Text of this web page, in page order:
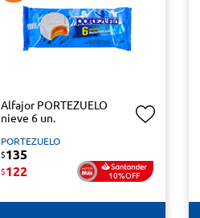
Alfajor PORTEZUELO
nieve 6 un.
PORTEZUELO
$135
$122 10%OFF